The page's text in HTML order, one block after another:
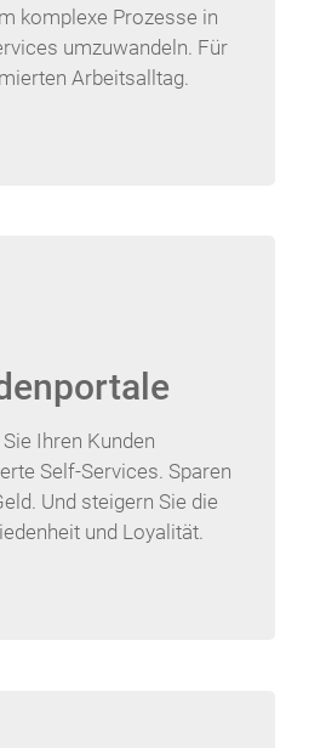
komplexe Prozesse in
umzuwandeln. Für
Arbeitsalltag.
Sie Ihren Kunden
Self-Services. Sparen
Und steigern Sie die
und Loyalität.